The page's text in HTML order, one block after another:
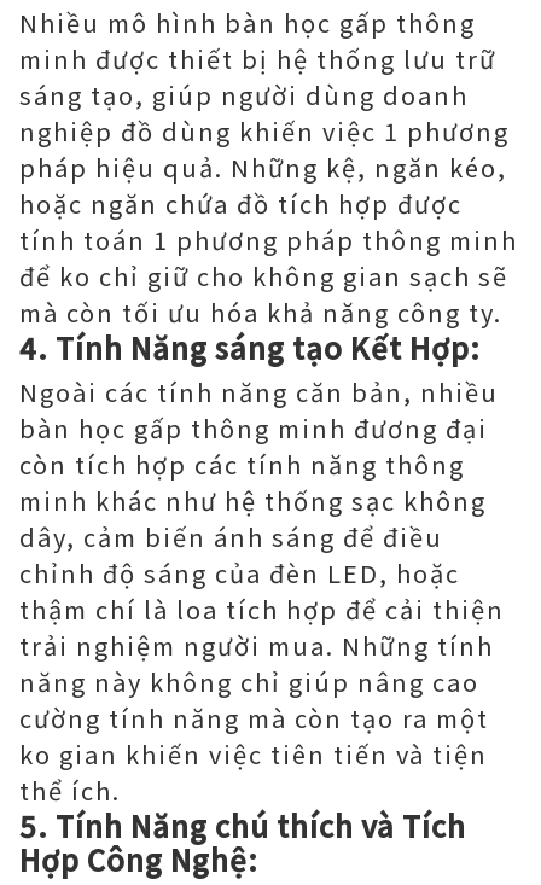
Nhiều mô hình bàn học gấp thông
minh được thiết bị hệ thống lưu trữ
sáng tạo, giúp người dùng doanh
nghiệp đồ dùng khiến việc 1 phương
pháp hiệu quả. Những kệ, ngăn kéo,
hoặc ngăn chứa đồ tích hợp được
tính toán 1 phương pháp thông minh
để ko chỉ giữ cho không gian sạch sẽ
mà còn tối ưu hóa khả năng công ty.
4. Tính Năng sáng tạo Kết Hợp:
Ngoài các tính năng căn bản, nhiều
bàn học gấp thông minh đương đại
còn tích hợp các tính năng thông
minh khác như hệ thống sạc không
dây, cảm biến ánh sáng để điều
chỉnh độ sáng của đèn LED, hoặc
thậm chí là loa tích hợp để cải thiện
trải nghiệm người mua. Những tính
năng này không chỉ giúp nâng cao
cường tính năng mà còn tạo ra một
ko gian khiến việc tiên tiến và tiện
thể ích.
5. Tính Năng chú thích và Tích
Hợp Công Nghệ: